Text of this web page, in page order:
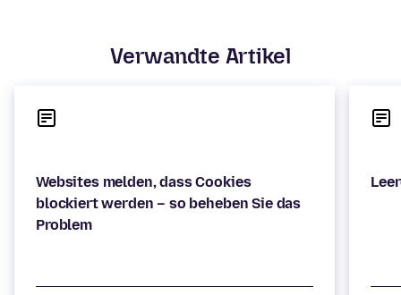
Verwandte Artikel
Websites melden, dass Cookies
blockiert werden – so beheben Sie das
Problem